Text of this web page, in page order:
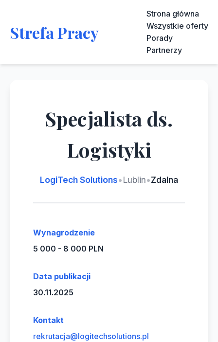
Strefa Pracy
Strona główna
Wszystkie oferty
Porady
Partnerzy
Specjalista ds.
Logistyki
LogiTech Solutions•Lublin•Zdalna
Wynagrodzenie
5 000 - 8 000 PLN
Data publikacji
30.11.2025
Kontakt
rekrutacja@logitechsolutions.pl